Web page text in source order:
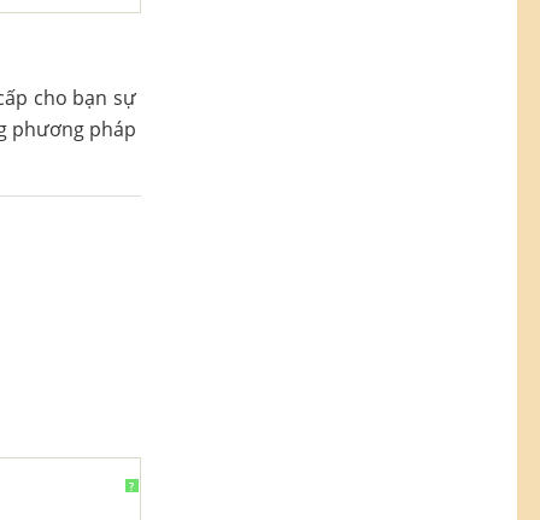
cho bạn sự
phương pháp
?